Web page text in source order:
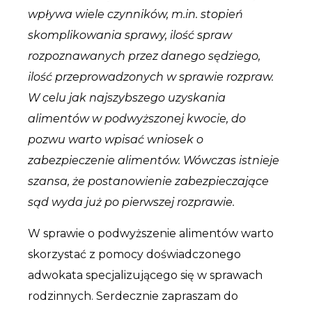
wpływa wiele czynników, m.in. stopień
skomplikowania sprawy, ilość spraw
rozpoznawanych przez danego sędziego,
ilość przeprowadzonych w sprawie rozpraw.
W celu jak najszybszego uzyskania
alimentów w podwyższonej kwocie, do
pozwu warto wpisać wniosek o
zabezpieczenie alimentów. Wówczas istnieje
szansa, że postanowienie zabezpieczające
sąd wyda już po pierwszej rozprawie.
W sprawie o podwyższenie alimentów warto
skorzystać z pomocy doświadczonego
adwokata specjalizującego się w sprawach
rodzinnych. Serdecznie zapraszam do